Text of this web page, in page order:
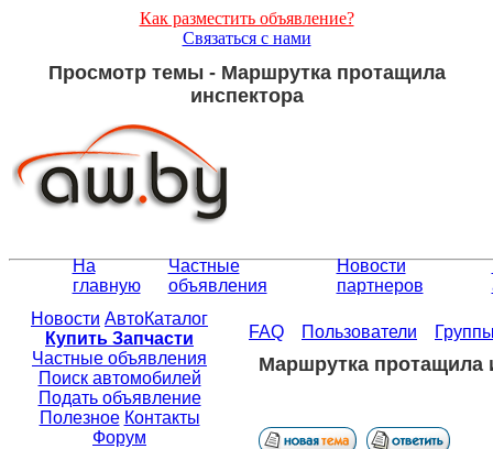
Как разместить объявление?
Связаться с нами
Просмотр темы - Маршрутка протащила
инспектора
На
главную
Частные
объявления
Новости
партнеров
Новости АвтоКаталог
Купить Запчасти
Частные объявления
Поиск автомобилей
Подать объявление
Полезное Контакты
Форум
FAQ Пользователи
Маршрутка протащила